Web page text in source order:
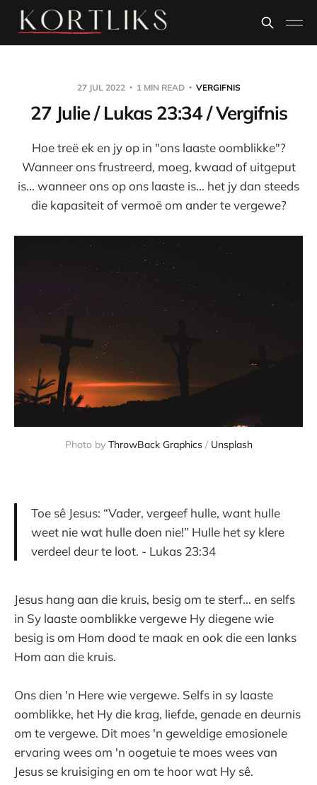
27 JUL 2022 1 MIN READ VERGIFNIS
27 Julie / Lukas 23:34 / Vergifnis
Hoe treë ek en jy op in "ons laaste oomblikke"?
Wanneer ons frustreerd, moeg, kwaad of uitgeput
is... wanneer ons op ons laaste is... het jy dan steeds
die kapasiteit of vermoë om ander te vergewe?
Photo by ThrowBack Graphics/ Unsplash
Toe sê Jesus: “Vader, vergeef hulle, want hulle
weet nie wat hulle doen nie!” Hulle het sy klere
verdeel deur te loot. - Lukas 23:34
Jesus hang aan die kruis, besig om te sterf... en selfs
in Sy laaste oomblikke vergewe Hy diegene wie
besig is om Hom dood te maak en ook die een lanks
Hom aan die kruis.
Ons dien 'n Here wie vergewe. Selfs in sy laaste
oomblikke, het Hy die krag, liefde, genade en deurnis
om te vergewe. Dit moes 'n geweldige emosionele
ervaring wees om 'n oogetuie te moes wees van
Jesus se kruisiging en om te hoor wat Hy sê.